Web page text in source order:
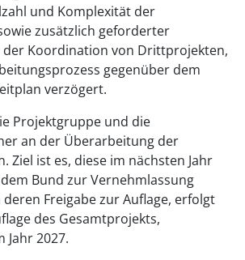
und Komplexität der
zusätzlich geforderter
Koordination von Drittprojekten,
gegenüber dem
verzögert.
Projektgruppe und die
an der Überarbeitung der
Ziel ist es, diese im nächsten Jahr
Bund zur Vernehmlassung
Freigabe zur Auflage, erfolgt
des Gesamtprojekts,
Jahr 2027.